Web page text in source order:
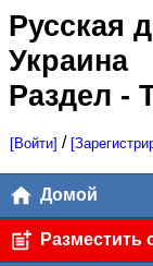
Русская
Украина
Раздел -
[Войти] /
Домой
Разместить